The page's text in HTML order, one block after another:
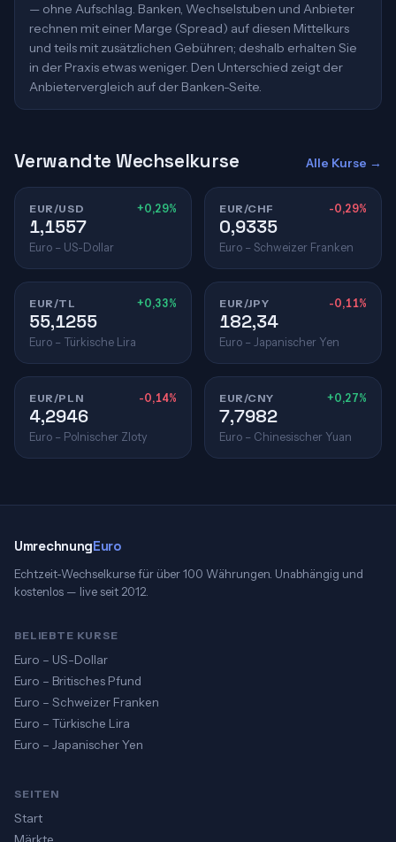
— ohne Aufschlag. Banken, Wechselstuben und Anbieter
rechnen mit einer Marge (Spread) auf diesen Mittelkurs
und teils mit zusätzlichen Gebühren; deshalb erhalten Sie
in der Praxis etwas weniger. Den Unterschied zeigt der
Anbietervergleich auf der Banken-Seite.
Verwandte Wechselkurse Alle Kurse →
EUR/USD +0,29%
1,1557
Euro – US-Dollar
EUR/CHF -0,29%
0,9335
Euro – Schweizer Franken
EUR/TL +0,33%
55,1255
Euro – Türkische Lira
EUR/JPY -0,11%
182,34
Euro – Japanischer Yen
EUR/PLN -0,14%
4,2946
Euro – Polnischer Zloty
EUR/CNY +0,27%
7,7982
Euro – Chinesischer Yuan
UmrechnungEuro
Echtzeit-Wechselkurse für über 100 Währungen. Unabhängig und
kostenlos — live seit 2012.
BELIEBTE KURSE
Euro – US-Dollar
Euro – Britisches Pfund
Euro – Schweizer Franken
Euro – Türkische Lira
Euro – Japanischer Yen
SEITEN
Start